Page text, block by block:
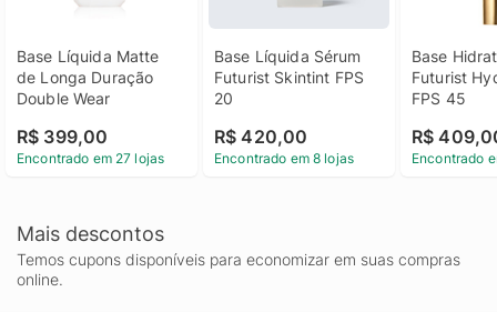
Base Líquida Matte
de Longa Duração
Double Wear
R$ 399,00
Encontrado em 27 lojas
Base Líquida Sérum
Futurist Skintint FPS
20
R$ 420,00
Encontrado em 8 lojas
Base
Futurist
FPS 45
R$
Encontrado
Mais descontos
Temos cupons disponíveis para economizar em suas compras
online.